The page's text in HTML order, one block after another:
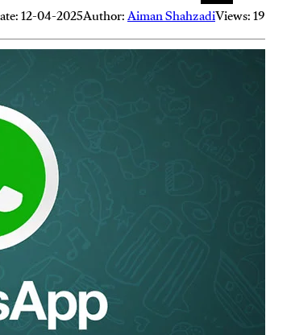
12-04-2025Author:Aiman ShahzadiViews: 19